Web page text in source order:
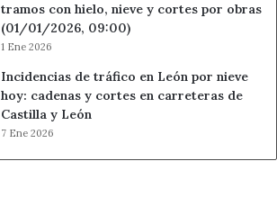
tramos con hielo, nieve y cortes por obras
(01/01/2026, 09:00)
1 Ene 2026
Incidencias de tráfico en León por nieve
hoy: cadenas y cortes en carreteras de
Castilla y León
7 Ene 2026